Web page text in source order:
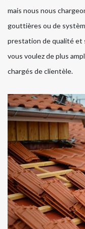
mais nous nous
gouttières ou de
prestation de qualité et
vous voulez de plus
chargés de clientèle.